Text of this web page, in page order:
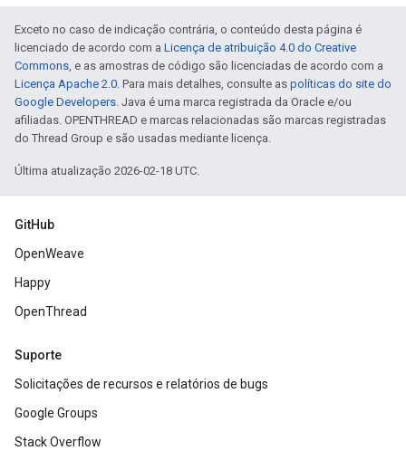
Exceto no caso de indicação contrária, o conteúdo desta página é
licenciado de acordo com a Licença de atribuição 4.0 do Creative
Commons, e as amostras de código são licenciadas de acordo com a
Licença Apache 2.0. Para mais detalhes, consulte as políticas do site do
Google Developers. Java é uma marca registrada da Oracle e/ou
afiliadas. OPENTHREAD e marcas relacionadas são marcas registradas
do Thread Group e são usadas mediante licença.
Última atualização 2026-02-18 UTC.
GitHub
OpenWeave
Happy
OpenThread
Suporte
Solicitações de recursos e relatórios de bugs
Google Groups
Stack Overflow